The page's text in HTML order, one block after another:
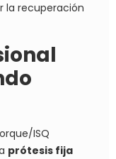
la recuperación
ISQ
prótesis fija